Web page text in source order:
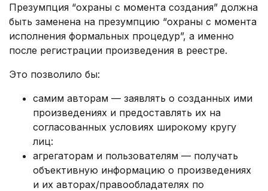
Презумпция “охраны с момента создания” должна
быть заменена на презумпцию “охраны с момента
исполнения формальных процедур”, а именно
после регистрации произведения в реестре.
Это позволило бы:
самим авторам — заявлять о созданных ими
произведениях и предоставлять их на
согласованных условиях широкому кругу
лиц:
агрегаторам и пользователям — получать
объективную информацию о произведениях
и их авторах/правообладателях по